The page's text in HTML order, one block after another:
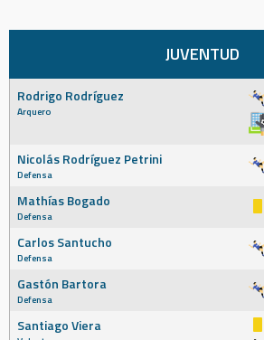
JUVENTUD
Rodrigo Rodríguez
Arquero
Nicolás Rodríguez Petrini
Defensa
Mathías Bogado
Defensa
Carlos Santucho
Defensa
Gastón Bartora
Defensa
Santiago Viera